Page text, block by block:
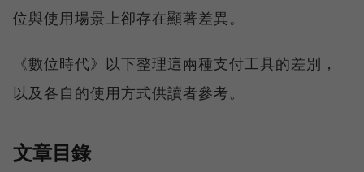
位與使用場景上卻存在顯著差異。
《數位時代》以下整理這兩種支付工具的差別，
以及各自的使用方式供讀者參考。
文章目錄